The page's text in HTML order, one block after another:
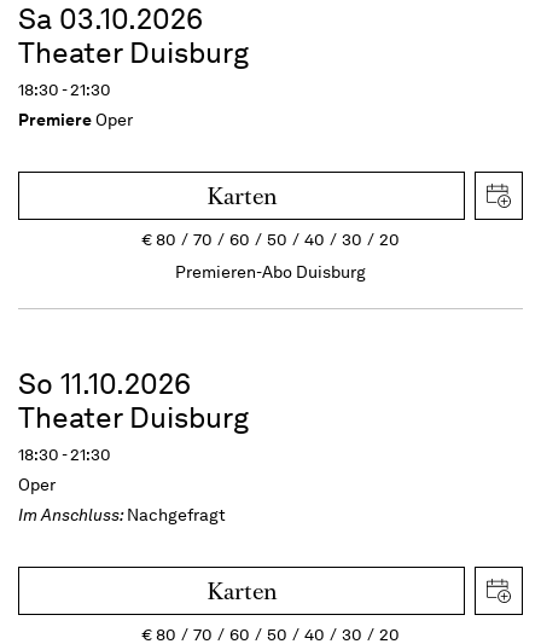
Sa 03.10.2026
Theater Duisburg
18:30 - 21:30
PremiereOper
Karten
€80 70 60 50 40 30
20
Premieren-Abo Duisburg
So 11.10.2026
Theater Duisburg
18:30 - 21:30
Oper
Im Anschluss:Nachgefragt
Karten
€80 70 60 50 40 30
20